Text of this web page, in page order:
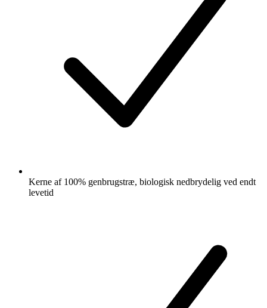
Kerne af 100% genbrugstræ, biologisk nedbrydelig ved endt
levetid